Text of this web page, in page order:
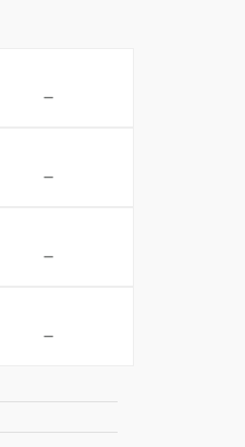
-
-
-
-